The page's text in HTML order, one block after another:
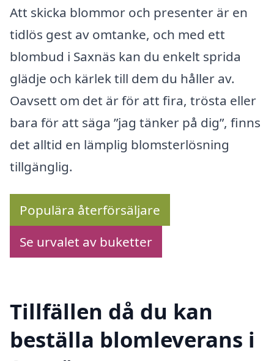
Att skicka blommor och presenter är en
tidlös gest av omtanke, och med ett
blombud i Saxnäs kan du enkelt sprida
glädje och kärlek till dem du håller av.
Oavsett om det är för att fira, trösta eller
bara för att säga ”jag tänker på dig”, finns
det alltid en lämplig blomsterlösning
tillgänglig.
Populära återförsäljare
Se urvalet av buketter
Tillfällen då du kan
beställa blomleverans i